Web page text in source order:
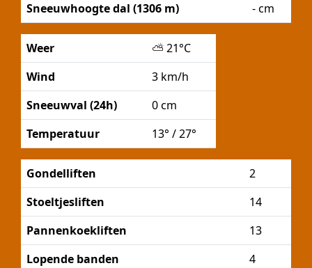
Sneeuwhoogte dal (1306 m)
- cm
Weer ⛅21°C
Wind
3 km/h
Sneeuwval (24h)
0 cm
Temperatuur
13° / 27°
Gondelliften
2
Stoeltjesliften
14
Pannenkoekliften
13
Lopende banden
4